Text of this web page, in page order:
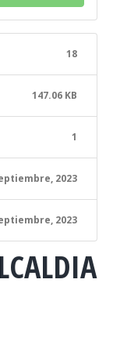
18
147.06 KB
1
2023
2023